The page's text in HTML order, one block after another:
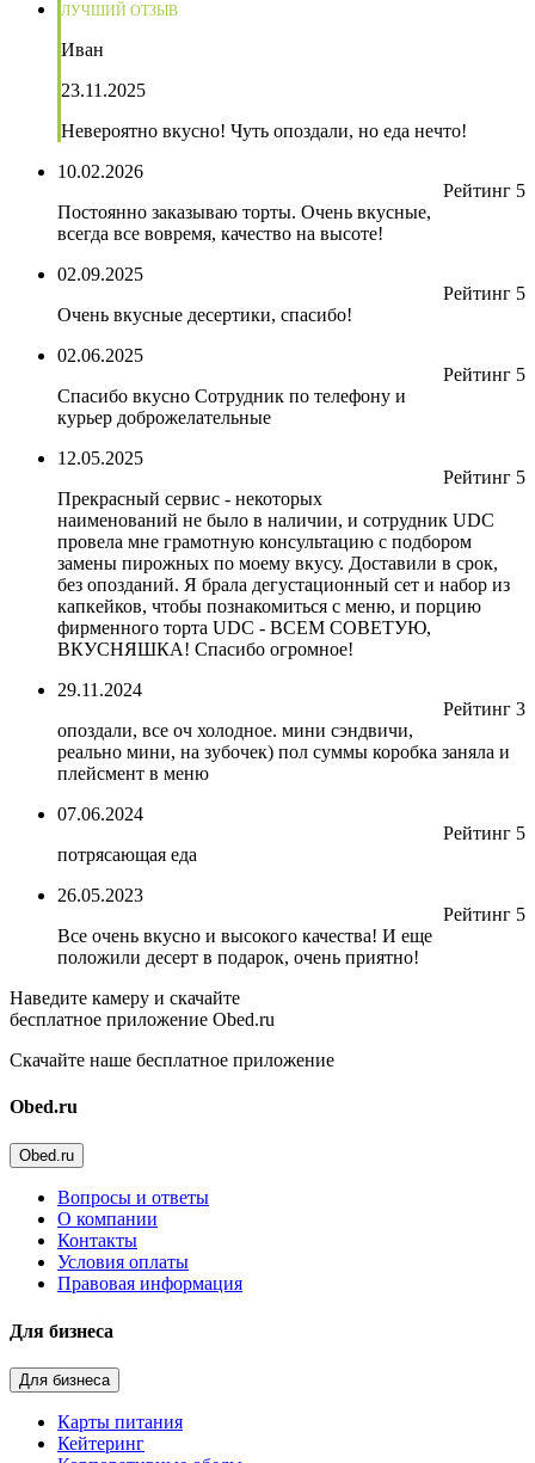
ЛУЧШИЙ ОТЗЫВ
Иван
23.11.2025
Невероятно вкусно! Чуть опоздали, но еда нечто!
Рейтинг 5
10.02.2026
Постоянно заказываю торты. Очень вкусные,
всегда все вовремя, качество на высоте!
Рейтинг 5
02.09.2025
Очень вкусные десертики, спасибо!
Рейтинг 5
02.06.2025
Спасибо вкусно Сотрудник по телефону и
курьер доброжелательные
Рейтинг 5
12.05.2025
Прекрасный сервис - некоторых
наименований не было в наличии, и сотрудник UDC
провела мне грамотную консультацию с подбором
замены пирожных по моему вкусу. Доставили в срок,
без опозданий. Я брала дегустационный сет и набор из
капкейков, чтобы познакомиться с меню, и порцию
фирменного торта UDC - ВСЕМ СОВЕТУЮ,
ВКУСНЯШКА! Спасибо огромное!
Рейтинг 3
29.11.2024
опоздали, все оч холодное. мини сэндвичи,
реально мини, на зубочек) пол суммы коробка заняла и
плейсмент в меню
Рейтинг 5
07.06.2024
потрясающая еда
Рейтинг 5
26.05.2023
Все очень вкусно и высокого качества! И еще
положили десерт в подарок, очень приятно!
Наведите камеру и скачайте
бесплатное приложение Obed.ru
Скачайте наше бесплатное приложение
Obed.ru
Obed.ru
Вопросы и ответы
О компании
Контакты
Условия оплаты
Правовая информация
Для бизнеса
Для бизнеса
Карты питания
Кейтеринг